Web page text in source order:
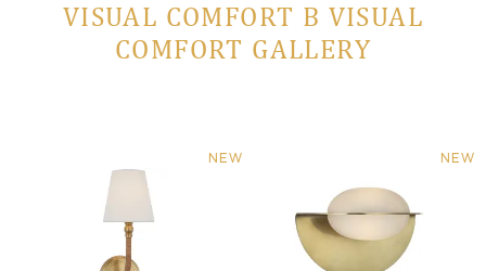
VISUAL COMFORT В VISUAL
COMFORT GALLERY
NEW NEW